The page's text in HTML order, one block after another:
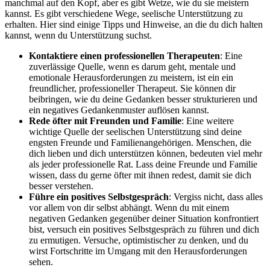
manchmal auf den Kopf, aber es gibt Wetze, wie du sie meistern
kannst. Es gibt verschiedene Wege, seelische Unterstützung zu
erhalten. Hier sind einige Tipps und Hinweise, an die du dich halten
kannst, wenn du Unterstützung suchst.
Kontaktiere einen professionellen Therapeuten: Eine
zuverlässige Quelle, wenn es darum geht, mentale und
emotionale Herausforderungen zu meistern, ist ein ein
freundlicher, professioneller Therapeut. Sie können dir
beibringen, wie du deine Gedanken besser strukturieren und
ein negatives Gedankenmuster auflösen kannst.
Rede öfter mit Freunden und Familie: Eine weitere
wichtige Quelle der seelischen Unterstützung sind deine
engsten Freunde und Familienangehörigen. Menschen, die
dich lieben und dich unterstützen können, bedeuten viel mehr
als jeder professionelle Rat. Lass deine Freunde und Familie
wissen, dass du gerne öfter mit ihnen redest, damit sie dich
besser verstehen.
Führe ein positives Selbstgespräch: Vergiss nicht, dass alles
vor allem von dir selbst abhängt. Wenn du mit einem
negativen Gedanken gegenüber deiner Situation konfrontiert
bist, versuch ein positives Selbstgespräch zu führen und dich
zu ermutigen. Versuche, optimistischer zu denken, und du
wirst Fortschritte im Umgang mit den Herausforderungen
sehen.